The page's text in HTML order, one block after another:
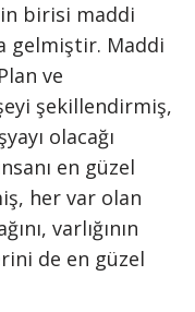
birisi maddi
gelmiştir. Maddi
ve
şekillendirmiş,
olacağı
en güzel
her var olan
varlığının
de en güzel